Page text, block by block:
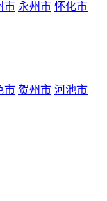
市 永州市 怀化市
市 贺州市 河池市